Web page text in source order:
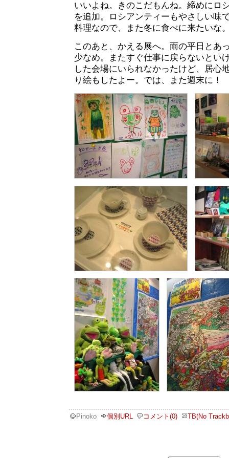
いいよね。きのこだもんね。締めにロ
を追加。ロシアンティーもやさしい味
料理なので、また冬に食べに来たいな
このあと、かえる展へ。雨の平日とあ
少なめ。またすぐ仕事に戻らないとい
した会場にいられなかったけど、居心
り絵もしたよー。では、また週末に！
Pinoko 個別URL コメント(0) TB(No